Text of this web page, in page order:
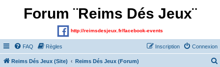
Forum ¨Reims Dés Jeux¨
http://reimsdesjeux.fr/facebook-events
FAQ Règles Connexion
Inscription
Reims Dés Jeux (Site) Reims Dés Jeux (Forum)